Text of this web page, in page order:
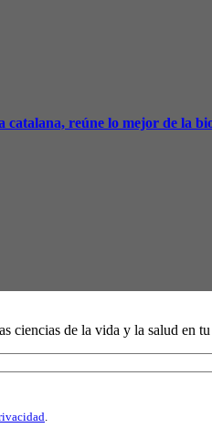
catalana, reúne lo mejor de la
ciencias de la vida y la salud en tu